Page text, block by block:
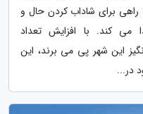
راهی برای شاداب کردن حال و
می کند. با افزایش تعداد
این شهر پی می برند، این
در...